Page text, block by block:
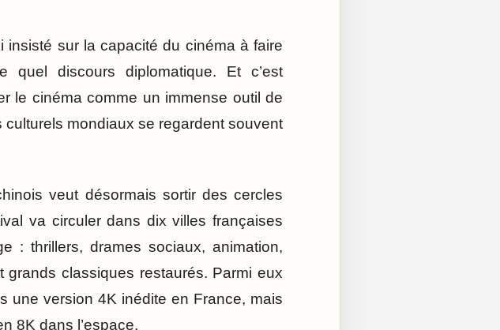
insisté sur la capacité du cinéma à faire
quel discours diplomatique. Et c’est
le cinéma comme un immense outil de
mondiaux se regardent souvent
veut désormais sortir des cercles
va circuler dans dix villes françaises
: thrillers, drames sociaux, animation,
classiques restaurés. Parmi eux
une version 4K inédite en France, mais
8K dans l’espace.